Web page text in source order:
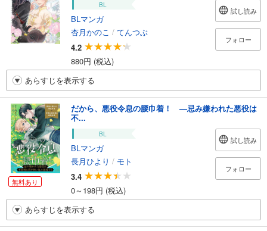
BL
BLマンガ
杏月かのこ / てんつぶ
4.2
880円 (税込)
試し読み
フォロー
あらすじを表示する
無料あり
だから、悪役令息の腰巾着！ ―忌み嫌われた悪役は
不...
BL
BLマンガ
長月ひより / モト
3.4
0～198円 (税込)
試し読み
フォロー
あらすじを表示する